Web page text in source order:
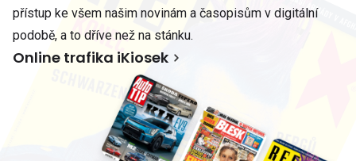
přístup ke všem našim novinám a časopisům v digitální
podobě, a to dříve než na stánku.
Online trafika iKiosek